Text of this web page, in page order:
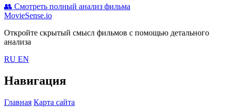
👥 Смотреть полный анализ фильма
MovieSense.io
Откройте скрытый смысл фильмов с помощью детального
анализа
RU EN
Навигация
Главная Карта сайта